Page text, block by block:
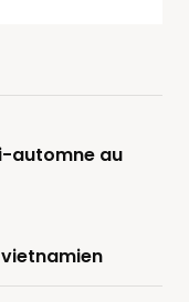
automne au
vietnamien